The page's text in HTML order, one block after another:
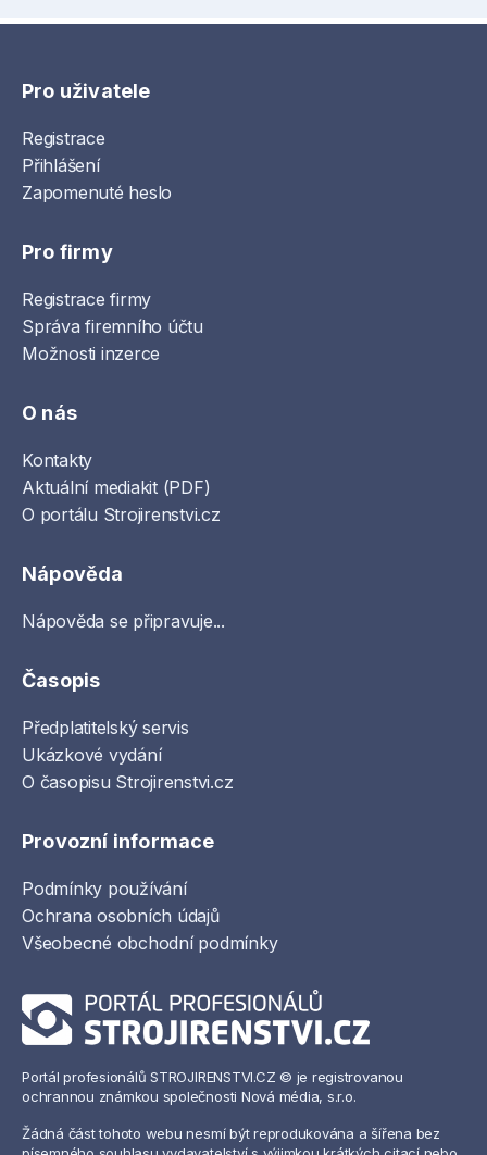
Pro uživatele
Registrace
Přihlášení
Zapomenuté heslo
Pro firmy
Registrace firmy
Správa firemního účtu
Možnosti inzerce
O nás
Kontakty
Aktuální mediakit (PDF)
O portálu Strojirenstvi.cz
Nápověda
Nápověda se připravuje...
Časopis
Předplatitelský servis
Ukázkové vydání
O časopisu Strojirenstvi.cz
Provozní informace
Podmínky používání
Ochrana osobních údajů
Všeobecné obchodní podmínky
Portál profesionálů STROJIRENSTVI.CZ © je registrovanou
ochrannou známkou společnosti Nová média, s.r.o.
Žádná část tohoto webu nesmí být reprodukována a šířena bez